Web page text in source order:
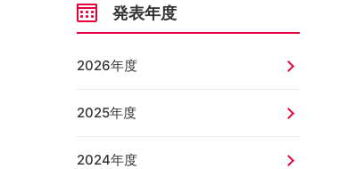
発表年度
2026年度
2025年度
2024年度